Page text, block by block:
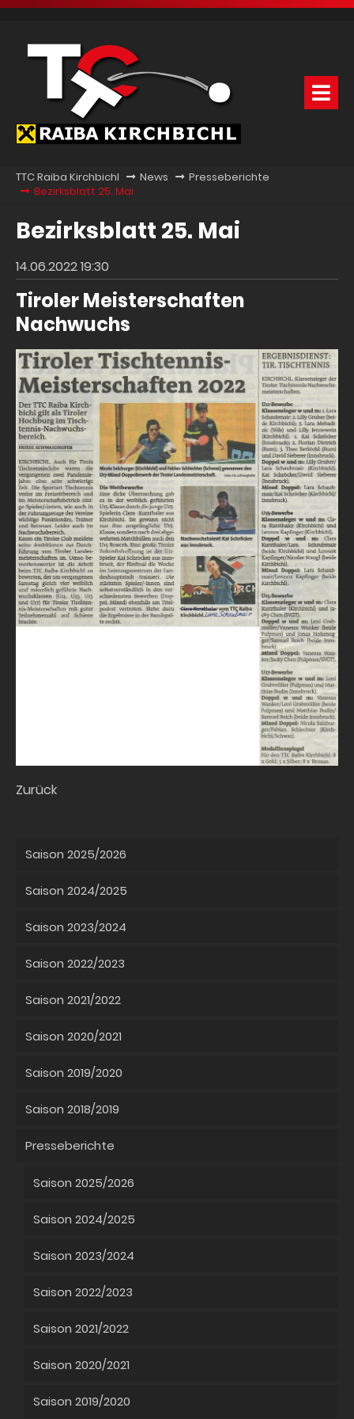
TTC Raiba Kirchbichl News
Presseberichte
Bezirksblatt 25. Mai
Bezirksblatt 25. Mai
14.06.2022 19:30
Tiroler Meisterschaften
Nachwuchs
Zurück
Saison 2025/2026
Saison 2024/2025
Saison 2023/2024
Saison 2022/2023
Saison 2021/2022
Saison 2020/2021
Saison 2019/2020
Saison 2018/2019
Presseberichte
Saison 2025/2026
Saison 2024/2025
Saison 2023/2024
Saison 2022/2023
Saison 2021/2022
Saison 2020/2021
Saison 2019/2020